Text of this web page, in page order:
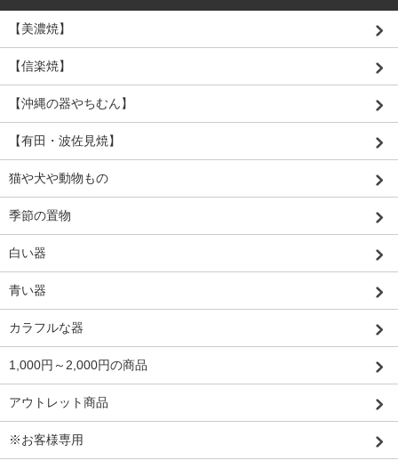
【美濃焼】
【信楽焼】
【沖縄の器やちむん】
【有田・波佐見焼】
猫や犬や動物もの
季節の置物
白い器
青い器
カラフルな器
1,000円～2,000円の商品
アウトレット商品
※お客様専用